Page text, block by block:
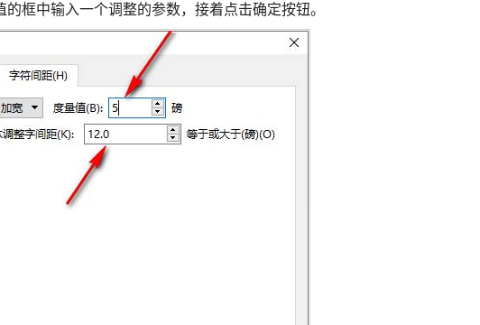
框中输入一个调整的参数，接着点击确定按钮。